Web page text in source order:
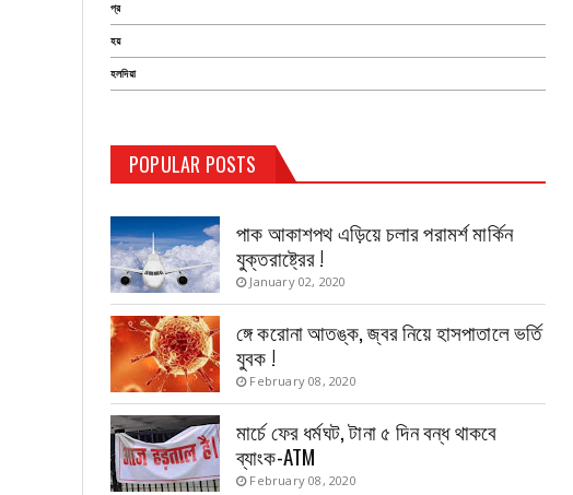
প্র
হয়
হলদিয়া
POPULAR POSTS
TEST PAGE
August 14, 2019
পাক আকাশপথ এড়িয়ে চলার পরামর্শ মার্কিন
যুক্তরাষ্ট্রের !
January 02, 2020
ঙ্গে করোনা আতঙ্ক, জ্বর নিয়ে হাসপাতালে ভর্তি
যুবক !
February 08, 2020
মার্চে ফের ধর্মঘট, টানা ৫ দিন বন্ধ থাকবে
ব্যাংক-ATM
February 08, 2020